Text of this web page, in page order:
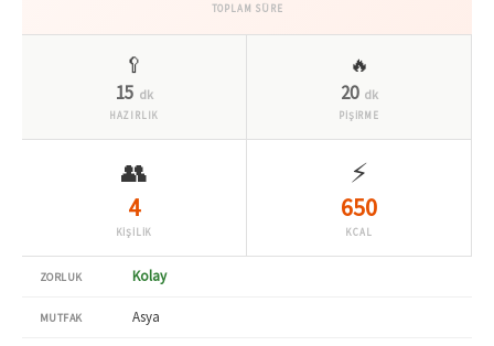
TOPLAM SÜRE
🥄
15 dk
HAZIRLIK
🔥
20 dk
PİŞİRME
👥
4
KİŞİLİK
⚡
650
KCAL
ZORLUK Kolay
MUTFAK Asya